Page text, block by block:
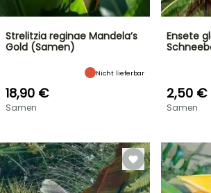
Strelitzia reginae Mandela’s
Gold (Samen)
Nicht lieferbar
18,90 €
Samen
Ensete
2,50 €
Samen